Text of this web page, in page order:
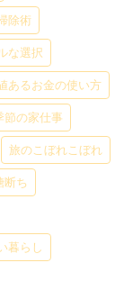
除術
な選択
あるお金の使い方
節の家仕事
旅のこぼれこぼれ
断ち
暮らし